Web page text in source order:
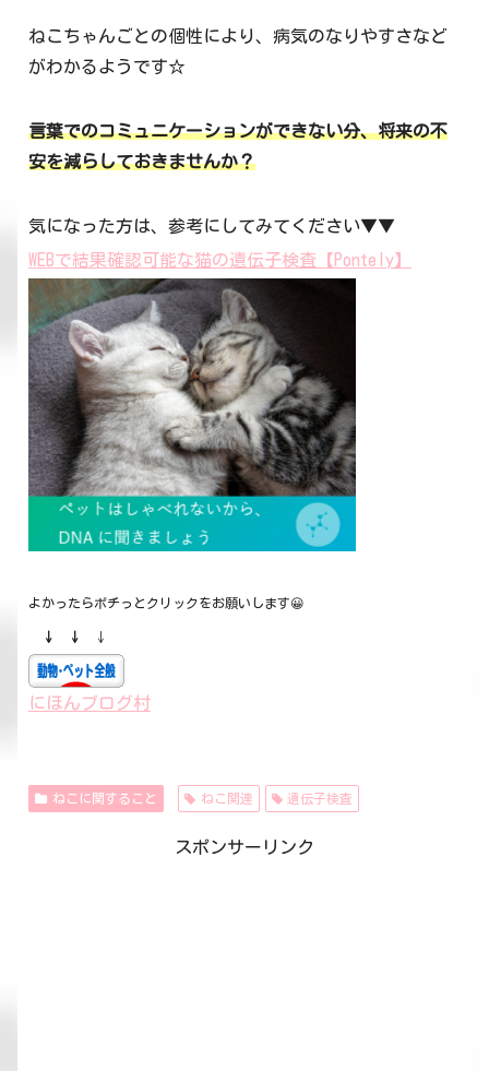
ねこちゃんごとの個性により、病気のなりやすさなど
がわかるようです☆
言葉でのコミュニケーションができない分、将来の不
安を減らしておきませんか？
気になった方は、参考にしてみてください▼▼
WEBで結果確認可能な猫の遺伝子検査【Pontely】
よかったらポチっとクリックをお願いします😀
↓ ↓ ↓
にほんブログ村
ねこに関すること ねこ関連 遺伝子検査
スポンサーリンク